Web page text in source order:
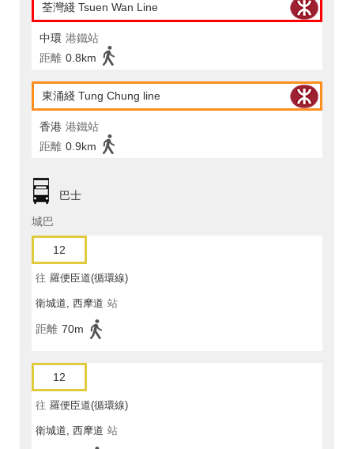
荃灣綫 Tsuen Wan Line
中環 港鐵站
距離 0.8km
東涌綫 Tung Chung line
香港 港鐵站
距離 0.9km
巴士
城巴
12
往 羅便臣道(循環線)
衛城道, 西摩道 站
距離 70m
12
往 羅便臣道(循環線)
衛城道, 西摩道 站